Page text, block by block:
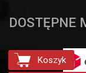
DOSTĘPNE
Koszyk